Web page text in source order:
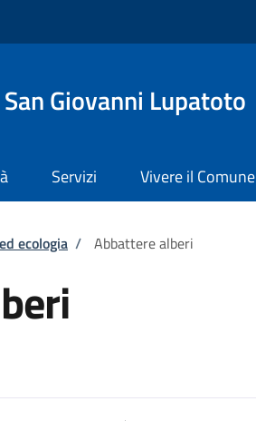
Giovanni Lupatoto
Servizi Vivere il Comune
ecologia / Abbattere alberi